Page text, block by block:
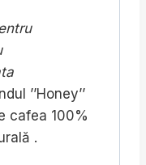
’’Honey’’
cafea 100%
.